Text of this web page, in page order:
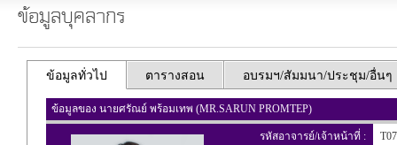
ข้อมูลบุคลากร
ข้อมูลทั่วไป ตารางสอน อบรมฯ/สัมมนา/ประชุม/อื่นๆ
ข้อมูลของ นายศรัณย์ พร้อมเทพ (MR.SARUN PROMTEP)
รหัสอาจารย์/เจ้าหน้าที่ :
T07